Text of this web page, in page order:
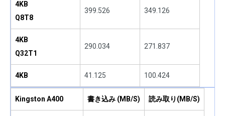
4KB
Q8T8
399.526 349.126
4KB
Q32T1
290.034 271.837
4KB 41.125 100.424
Kingston A400 書き込み (MB/S) 読み取り(MB/S)